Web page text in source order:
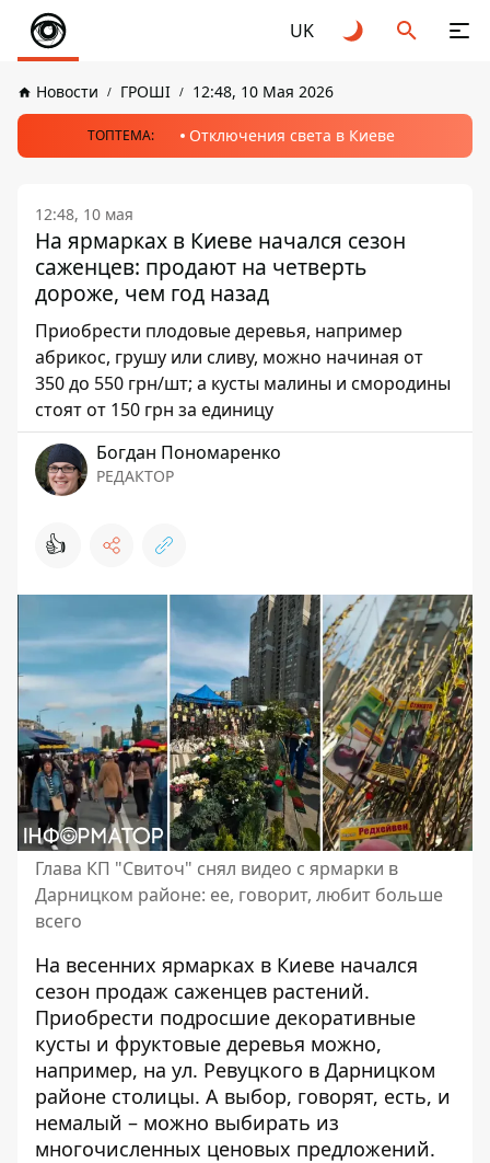
UK
Новости ГРОШІ 12:48, 10 Мая 2026
ТОПТЕМА: Отключения света в Киеве
12:48, 10 мая
На ярмарках в Киеве начался сезон
саженцев: продают на четверть
дороже, чем год назад
Приобрести плодовые деревья, например
абрикос, грушу или сливу, можно начиная от
350 до 550 грн/шт; а кусты малины и смородины
стоят от 150 грн за единицу
Богдан Пономаренко
РЕДАКТОР
👍
Глава КП "Свиточ" снял видео с ярмарки в
Дарницком районе: ее, говорит, любит больше
всего
На весенних ярмарках в Киеве начался
сезон продаж саженцев растений.
Приобрести подросшие декоративные
кусты и фруктовые деревья можно,
например, на ул. Ревуцкого в Дарницком
районе столицы. А выбор, говорят, есть, и
немалый – можно выбирать из
многочисленных ценовых предложений.